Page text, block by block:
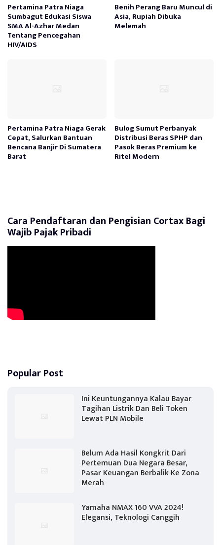
Pertamina Patra Niaga
Sumbagut Edukasi Siswa
SMA Al-Azhar Medan
Tentang Pencegahan
HIV/AIDS
Benih Perang Baru Muncul di
Asia, Rupiah Dibuka
Melemah
Pertamina Patra Niaga Gerak
Cepat, Salurkan Bantuan
Bencana Banjir Di Sumatera
Barat
Bulog Sumut Perbanyak
Distribusi Beras SPHP dan
Pasok Beras Premium ke
Ritel Modern
Cara Pendaftaran dan Pengisian Cortax Bagi
Wajib Pajak Pribadi
Popular Post
Ini Keuntungannya Kalau Bayar
Tagihan Listrik Dan Beli Token
Lewat PLN Mobile
Belum Ada Hasil Kongkrit Dari
Pertemuan Dua Negara Besar,
Pasar Keuangan Berbalik Ke Zona
Merah
Yamaha NMAX 160 VVA 2024!
Elegansi, Teknologi Canggih